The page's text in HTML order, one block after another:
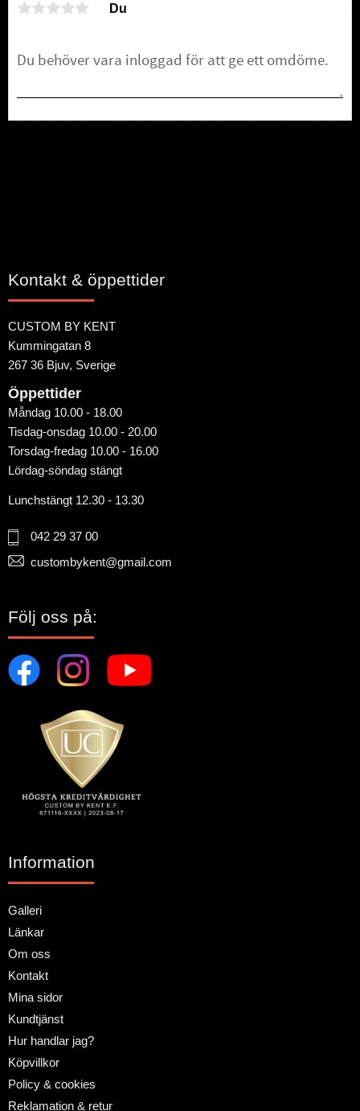
Du
Kontakt & öppettider
CUSTOM BY KENT
Kummingatan 8
267 36 Bjuv, Sverige
Öppettider
Måndag 10.00 - 18.00
Tisdag-onsdag 10.00 - 20.00
Torsdag-fredag 10.00 - 16.00
Lördag-söndag stängt
Lunchstängt 12.30 - 13.30
042 29 37 00
custombykent@gmail.com
Följ oss på:
Information
Galleri
Länkar
Om oss
Kontakt
Mina sidor
Kundtjänst
Hur handlar jag?
Köpvillkor
Policy & cookies
Reklamation & retur